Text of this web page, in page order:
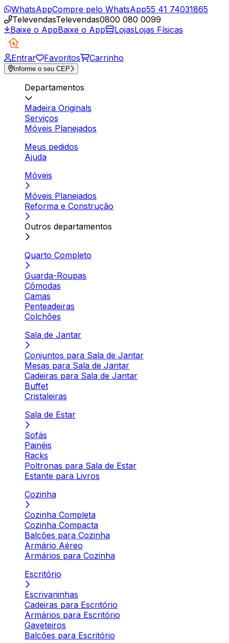
WhatsAppCompre pelo WhatsApp55 41 74031865
TelevendasTelevendas0800 080 0099
Baixe o AppBaixe o App LojasLojas Físicas
Entrar Favoritos Carrinho
Informe o seu CEP
Departamentos
Madeira Originals
Serviços
Móveis Planejados
Meus pedidos
Ajuda
Móveis
Móveis Planejados
Reforma e Construção
Outros departamentos
Quarto Completo
Guarda-Roupas
Cômodas
Camas
Penteadeiras
Colchões
Sala de Jantar
Conjuntos para Sala de Jantar
Mesas para Sala de Jantar
Cadeiras para Sala de Jantar
Buffet
Cristaleiras
Sala de Estar
Sofás
Painéis
Racks
Poltronas para Sala de Estar
Estante para Livros
Cozinha
Cozinha Completa
Cozinha Compacta
Balcões para Cozinha
Armário Aéreo
Armários para Cozinha
Escritório
Escrivaninhas
Cadeiras para Escritório
Armários para Escritório
Gaveteiros
Balcões para Escritório